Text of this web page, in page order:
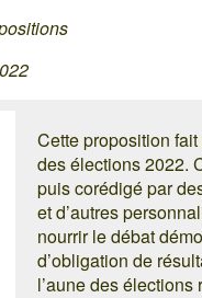
Cette proposition
des élections 2022.
puis corédigé par
et d’autres
nourrir le débat
d’obligation de
l’aune des